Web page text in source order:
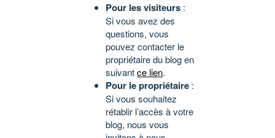
Pour les visiteurs :
Si vous avez des
questions, vous
pouvez contacter le
propriétaire du blog en
suivantce lien.
Pour le propriétaire :
Si vous souhaitez
rétablir l’accès à votre
blog, nous vous